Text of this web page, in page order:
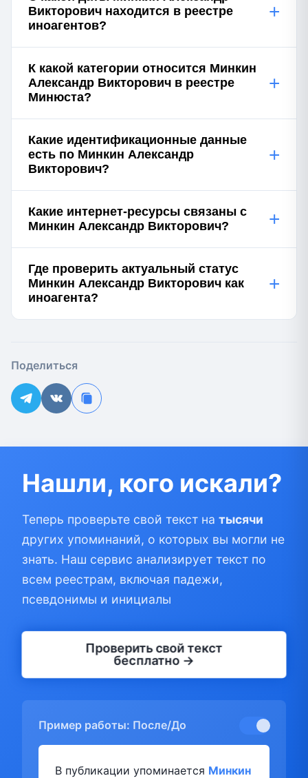
Викторович находится в реестре
иноагентов?
+
К какой категории относится Минкин
Александр Викторович в реестре
Минюста?
+
Какие идентификационные данные
есть по Минкин Александр
Викторович?
+
Какие интернет-ресурсы связаны с
Минкин Александр Викторович?
+
Где проверить актуальный статус
Минкин Александр Викторович как
иноагента?
+
Поделиться
Нашли, кого искали?
Теперь проверьте свой текст на тысячи
других упоминаний, о которых вы могли не
знать. Наш сервис анализирует текст по
всем реестрам, включая падежи,
псевдонимы и инициалы
Проверить свой текст
бесплатно →
Пример работы: После/До
В публикации упоминается Минкин